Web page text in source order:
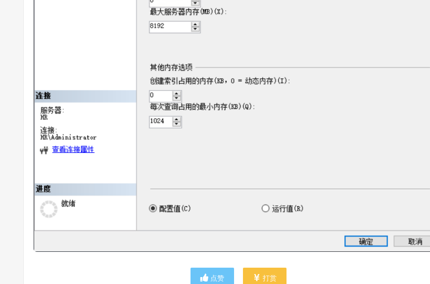
点赞 打赏